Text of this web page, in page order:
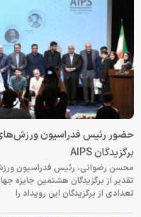
حضور رئیس فدراسیون ورزش‌های
برگزیدگان AIPS
محسن رضوانی، رئیس فدراسیون
تعدادی از برگزیدگان این رویداد را